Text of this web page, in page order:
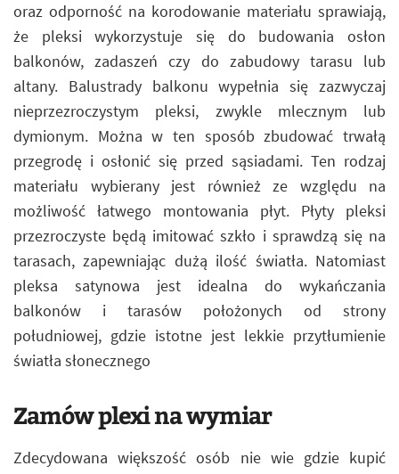
oraz odporność na korodowanie materiału sprawiają,
że pleksi wykorzystuje się do budowania osłon
balkonów, zadaszeń czy do zabudowy tarasu lub
altany. Balustrady balkonu wypełnia się zazwyczaj
nieprzezroczystym pleksi, zwykle mlecznym lub
dymionym. Można w ten sposób zbudować trwałą
przegrodę i osłonić się przed sąsiadami. Ten rodzaj
materiału wybierany jest również ze względu na
możliwość łatwego montowania płyt. Płyty pleksi
przezroczyste będą imitować szkło i sprawdzą się na
tarasach, zapewniając dużą ilość światła. Natomiast
pleksa satynowa jest idealna do wykańczania
balkonów i tarasów położonych od strony
południowej, gdzie istotne jest lekkie przytłumienie
światła słonecznego
Zamów plexi na wymiar
Zdecydowana większość osób nie wie gdzie kupić